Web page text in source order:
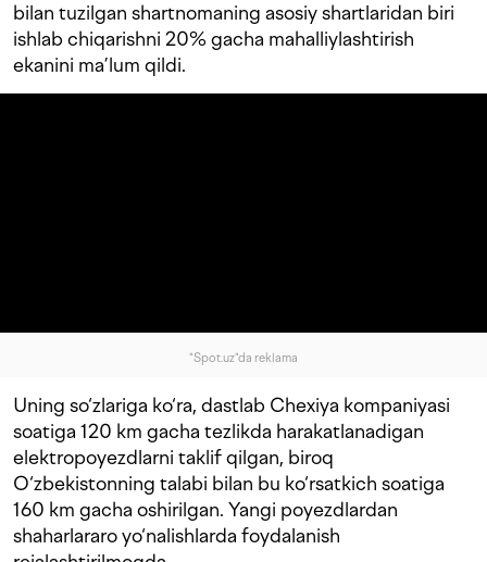
bilan tuzilgan shartnomaning asosiy shartlaridan biri
ishlab chiqarishni 20% gacha mahalliylashtirish
ekanini ma’lum qildi.
"Spot.uz"da reklama
Uning so‘zlariga ko‘ra, dastlab Chexiya kompaniyasi
soatiga 120 km gacha tezlikda harakatlanadigan
elektropoyezdlarni taklif qilgan, biroq
O‘zbekistonning talabi bilan bu ko‘rsatkich soatiga
160 km gacha oshirilgan. Yangi poyezdlardan
shaharlararo yo‘nalishlarda foydalanish